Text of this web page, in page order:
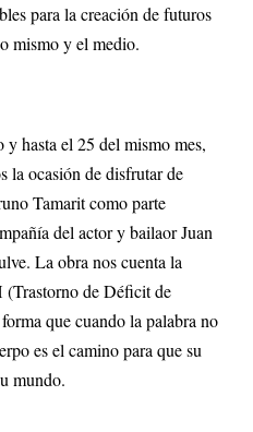
para la creación de futuros
mismo y el medio.
hasta el 25 del mismo mes,
la ocasión de disfrutar de
Tamarit como parte
del actor y bailaor Juan
La obra nos cuenta la
de Déficit de
que cuando la palabra no
es el camino para que su
mundo.